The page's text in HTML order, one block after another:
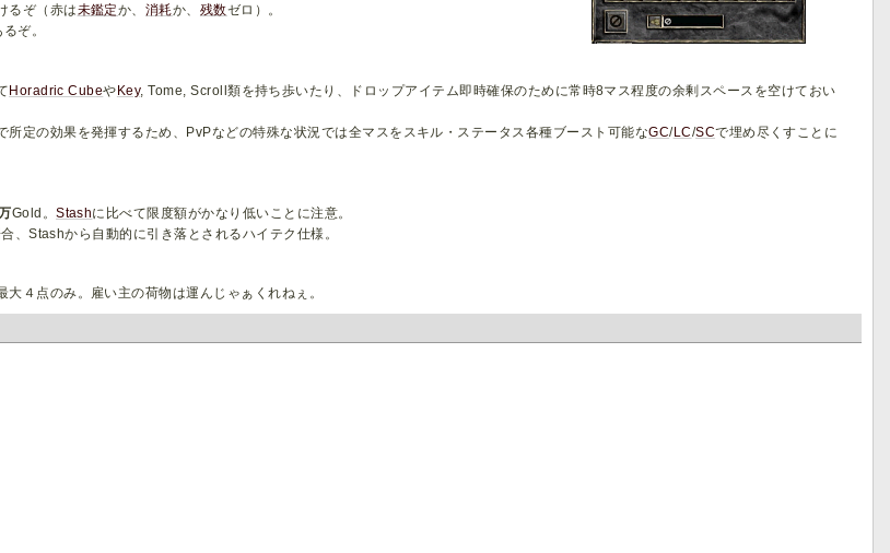
るぞ（赤は未鑑定か、 消耗か、 残数ゼロ）。
ぞ。
Horadric CubeやKey, Tome, Scroll類を持ち歩いたり、ドロップアイテム即時確保のために常時8マス程度の余剰スペースを空けておい
所定の効果を発揮するため、PvPなどの特殊な状況では全マスをスキル・ステータス各種ブースト可能なGC/LC/SCで埋め尽くすことに
Gold。Stashに比べて限度額がかなり低いことに注意。
、Stashから自動的に引き落とされるハイテク仕様。
４点のみ。雇い主の荷物は運んじゃぁくれねぇ。